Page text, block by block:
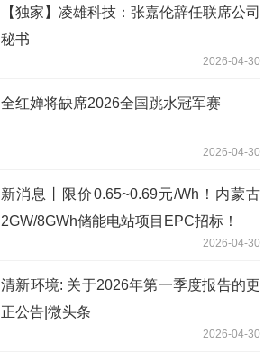
【独家】凌雄科技：张嘉伦辞任联席公司
秘书
2026-04-30
全红婵将缺席2026全国跳水冠军赛
2026-04-30
新消息丨限价0.65~0.69元/Wh！内蒙古
2GW/8GWh储能电站项目EPC招标！
2026-04-30
清新环境: 关于2026年第一季度报告的更
正公告|微头条
2026-04-30